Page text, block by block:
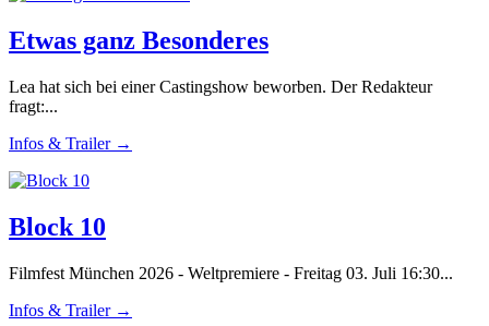
Etwas ganz Besonderes
Lea hat sich bei einer Castingshow beworben. Der Redakteur
fragt:...
Infos & Trailer →
Block 10
Filmfest München 2026 - Weltpremiere - Freitag 03. Juli 16:30...
Infos & Trailer →